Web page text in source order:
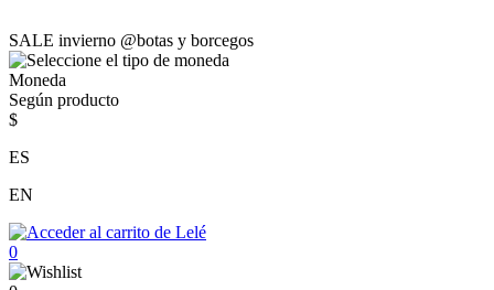
SALE invierno @botas y borcegos
Moneda
Según producto
$
ES
EN
0